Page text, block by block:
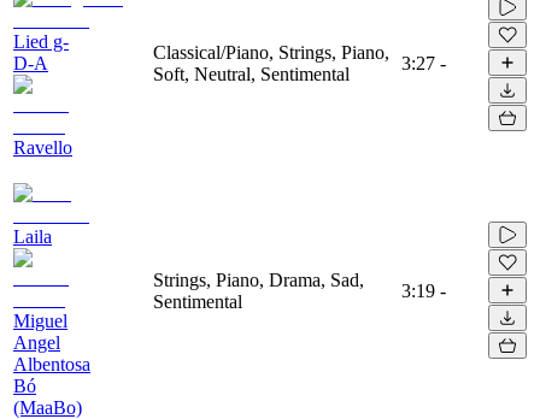
Lied g-
D-A
Ravello
Classical/Piano, Strings, Piano,
Soft, Neutral, Sentimental
3:27 -
Laila
Miguel
Angel
Albentosa
Bó
(MaaBo)
Strings, Piano, Drama, Sad,
Sentimental
3:19 -